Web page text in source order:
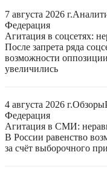
7 августа 2026 г.
Федерация
Агитация в соцсетях:
После запрета ряда
возможности
увеличились
4 августа 2026 г.Обзоры
Федерация
Агитация в СМИ:
В России равенство
за счёт выборочного